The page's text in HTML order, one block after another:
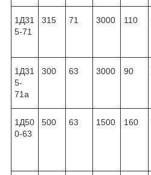
1Д31
5-71
315 71 3000 110
1Д31
5-
71а
300 63 3000 90
1Д50
0-63
500 63 1500 160